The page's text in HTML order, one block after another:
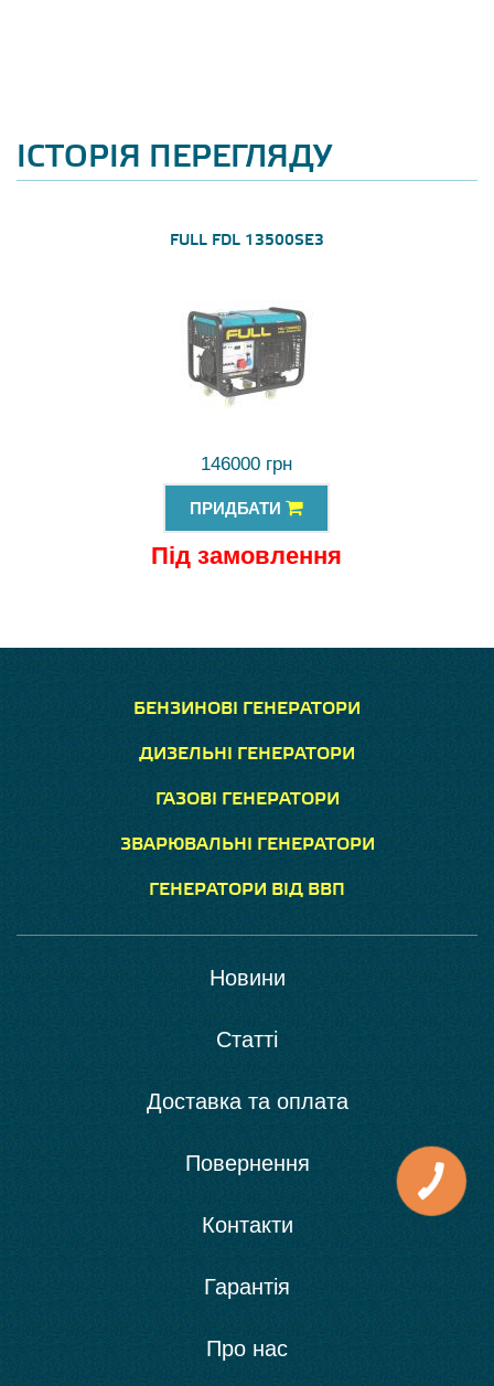
ІСТОРІЯ ПЕРЕГЛЯДУ
FULL FDL 13500SE3
146000 грн
ПРИДБАТИ
Під замовлення
БЕНЗИНОВІ ГЕНЕРАТОРИ
ДИЗЕЛЬНІ ГЕНЕРАТОРИ
ГАЗОВІ ГЕНЕРАТОРИ
ЗВАРЮВАЛЬНІ ГЕНЕРАТОРИ
ГЕНЕРАТОРИ ВІД ВВП
Новини
Статті
Доставка та оплата
Повернення
Контакти
Гарантія
Про нас